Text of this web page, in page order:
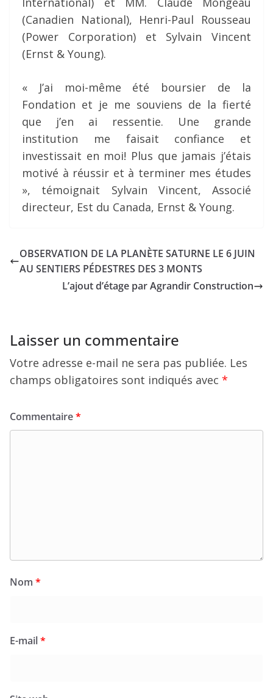
(Canadien National), Henri-Paul Rousseau
(Power Corporation) et Sylvain Vincent
(Ernst & Young).
« J’ai moi-même été boursier de la
Fondation et je me souviens de la fierté
que j’en ai ressentie. Une grande
institution me faisait confiance et
investissait en moi! Plus que jamais j’étais
motivé à réussir et à terminer mes études
», témoignait Sylvain Vincent, Associé
directeur, Est du Canada, Ernst & Young.
OBSERVATION DE LA PLANÈTE SATURNE LE 6 JUIN
AU SENTIERS PÉDESTRES DES 3 MONTS
L’ajout d’étage par Agrandir Construction
Laisser un commentaire
Votre adresse e-mail ne sera pas publiée. Les
champs obligatoires sont indiqués avec *
Commentaire*
Nom *
E-mail*